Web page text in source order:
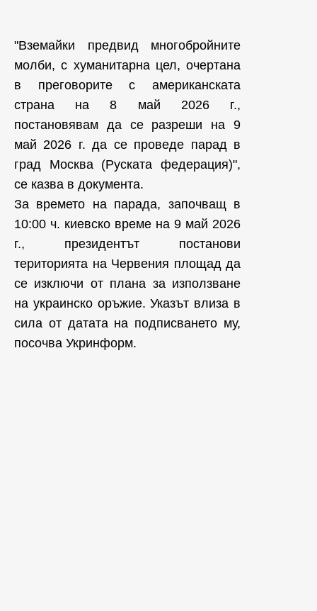
"Вземайки предвид многобройните
молби, с хуманитарна цел, очертана
в преговорите с американската
страна на 8 май 2026 г.,
постановявам да се разреши на 9
май 2026 г. да се проведе парад в
град Москва (Руската федерация)",
се казва в документа.
За времето на парада, започващ в
10:00 ч. киевско време на 9 май 2026
г., президентът постанови
територията на Червения площад да
се изключи от плана за използване
на украинско оръжие. Указът влиза в
сила от датата на подписването му,
посочва Укринформ.